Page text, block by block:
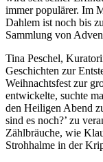
immer populärer. Im
Dahlem ist noch bis
Sammlung von
Tina Peschel,
Geschichten zur
Weihnachtsfest zur
entwickelte, suchte
den Heiligen Abend
sind es noch?’ zu
Zählbräuche, wie
Strohhalme in der